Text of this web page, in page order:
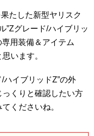
たした新型ヤリスク
”Zグレード/ハイブリッ
用装備＆アイテム
います。
ハイブリッドZ”の外
くりと確認したい方
くださいね。